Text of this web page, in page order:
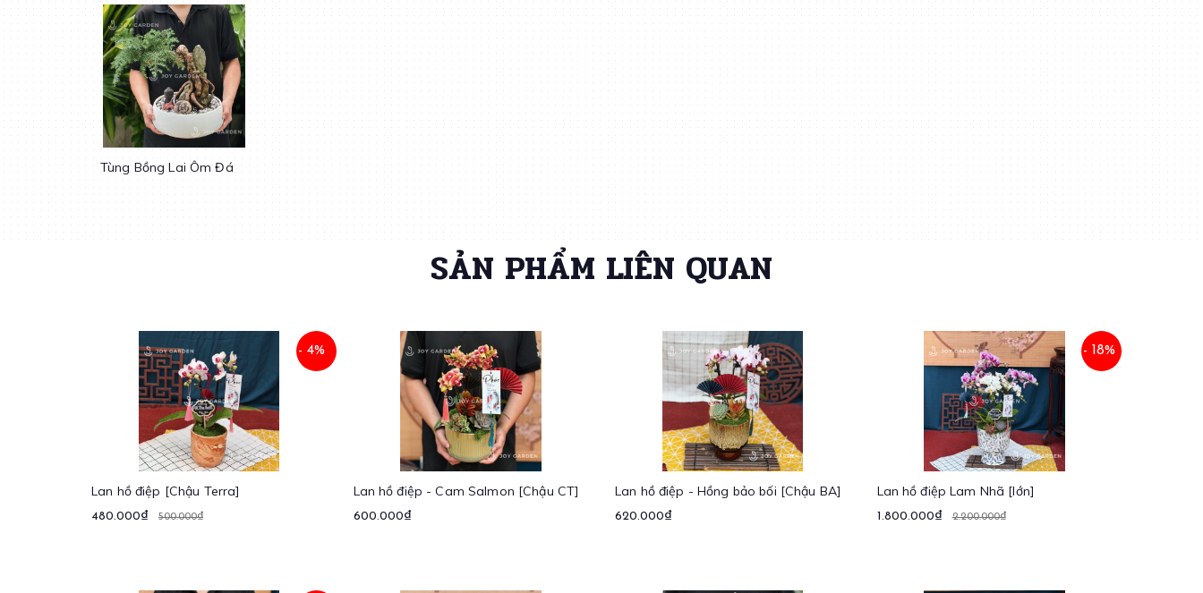
Tùng Bồng Lai Ôm Đá
SẢN PHẨM LIÊN QUAN
- 4%
Lan hồ điệp [Chậu Terra]
480.000₫ 500.000₫
Lan hồ điệp - Cam Salmon [Chậu CT]
600.000₫
Lan hồ điệp - Hồng bảo bối [Chậu BA]
620.000₫
- 18%
Lan hồ điệp Lam Nhã [lớn]
1.800.000₫ 2.200.000₫